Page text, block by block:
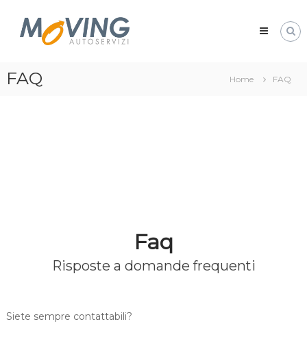
content
Moving
Auto
Servizi
aeroporto
bologna
FAQ Home FAQ
Faq
Risposte a domande frequenti
Siete sempre contattabili?